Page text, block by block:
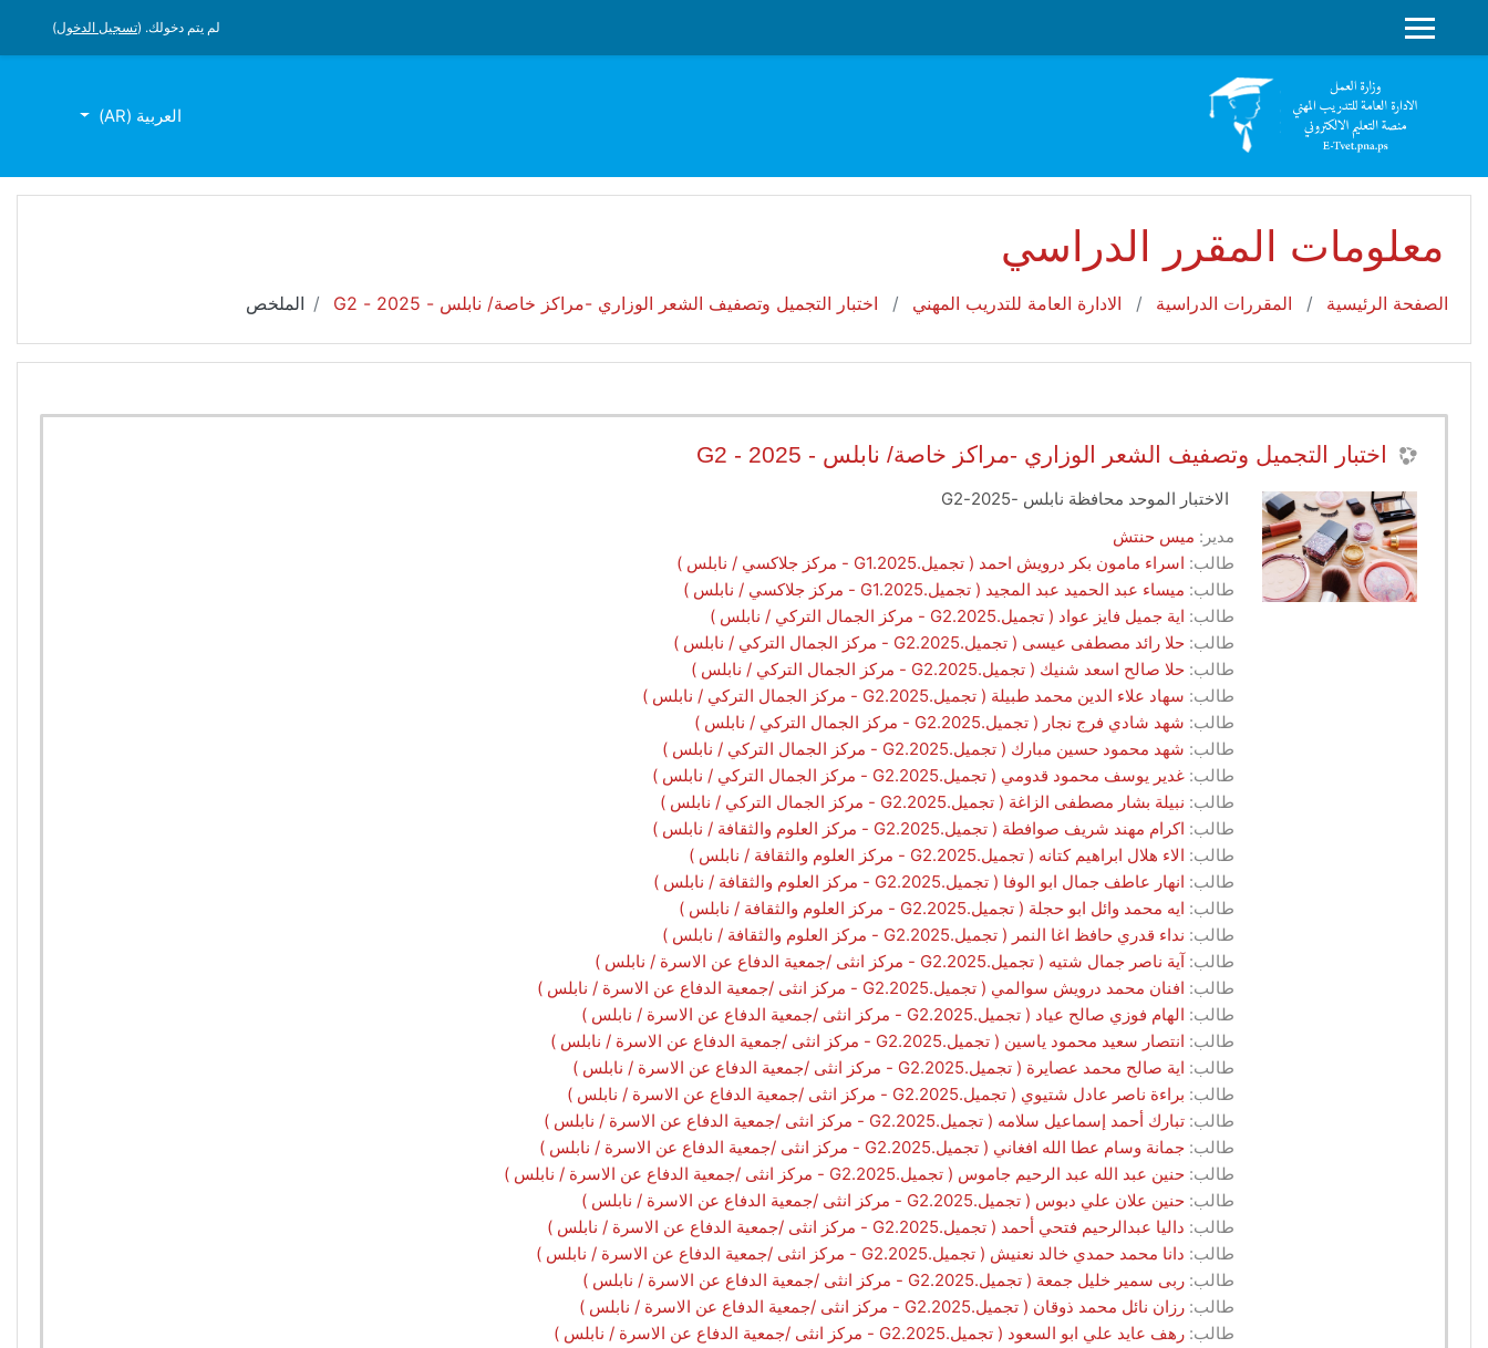
واجهة جانبية
لم يتم دخولك. (تسجيل الدخول)
العربية ‎(AR)‎
معلومات المقرر الدراسي
الصفحة الرئيسية المقررات الدراسية الادارة العامة للتدريب المهني اختبار التجميل وتصفيف الشعر الوزاري -مراكز خاصة/ نابلس - 2025 - G2 الملخص
اختبار التجميل وتصفيف الشعر الوزاري -مراكز خاصة/ نابلس - 2025 - G2
الاختبار الموحد محافظة نابلس -2025-G2
مدير: ميس حنتش
طالب: اسراء مامون بكر درويش احمد ( تجميل.G1.2025 - مركز جلاكسي / نابلس )
طالب: ميساء عبد الحميد عبد المجيد ( تجميل.G1.2025 - مركز جلاكسي / نابلس )
طالب: اية جميل فايز عواد ( تجميل.G2.2025 - مركز الجمال التركي / نابلس )
طالب: حلا رائد مصطفى عيسى ( تجميل.G2.2025 - مركز الجمال التركي / نابلس )
طالب: حلا صالح اسعد شنيك ( تجميل.G2.2025 - مركز الجمال التركي / نابلس )
طالب: سهاد علاء الدين محمد طبيلة ( تجميل.G2.2025 - مركز الجمال التركي / نابلس )
طالب: شهد شادي فرج نجار ( تجميل.G2.2025 - مركز الجمال التركي / نابلس )
طالب: شهد محمود حسين مبارك ( تجميل.G2.2025 - مركز الجمال التركي / نابلس )
طالب: غدير يوسف محمود قدومي ( تجميل.G2.2025 - مركز الجمال التركي / نابلس )
طالب: نبيلة بشار مصطفى الزاغة ( تجميل.G2.2025 - مركز الجمال التركي / نابلس )
طالب: اكرام مهند شريف صوافطة ( تجميل.G2.2025 - مركز العلوم والثقافة / نابلس )
طالب: الاء هلال ابراهيم كتانه ( تجميل.G2.2025 - مركز العلوم والثقافة / نابلس )
طالب: انهار عاطف جمال ابو الوفا ( تجميل.G2.2025 - مركز العلوم والثقافة / نابلس )
طالب: ايه محمد وائل ابو حجلة ( تجميل.G2.2025 - مركز العلوم والثقافة / نابلس )
طالب: نداء قدري حافظ اغا النمر ( تجميل.G2.2025 - مركز العلوم والثقافة / نابلس )
طالب:آية ناصر جمال شتيه ( تجميل.G2.2025 - مركز انثى /جمعية الدفاع عن الاسرة / نابلس )
طالب: افنان محمد درويش سوالمي ( تجميل.G2.2025 - مركز انثى /جمعية الدفاع عن الاسرة / نابلس )
طالب: الهام فوزي صالح عياد ( تجميل.G2.2025 - مركز انثى /جمعية الدفاع عن الاسرة / نابلس )
طالب: انتصار سعيد محمود ياسين ( تجميل.G2.2025 - مركز انثى /جمعية الدفاع عن الاسرة / نابلس )
طالب: اية صالح محمد عصايرة ( تجميل.G2.2025 - مركز انثى /جمعية الدفاع عن الاسرة / نابلس )
طالب: براءة ناصر عادل شتيوي ( تجميل.G2.2025 - مركز انثى /جمعية الدفاع عن الاسرة / نابلس )
طالب: تبارك أحمد إسماعيل سلامه ( تجميل.G2.2025 - مركز انثى /جمعية الدفاع عن الاسرة / نابلس )
طالب: جمانة وسام عطا الله افغاني ( تجميل.G2.2025 - مركز انثى /جمعية الدفاع عن الاسرة / نابلس )
طالب: حنين عبد الله عبد الرحيم جاموس ( تجميل.G2.2025 - مركز انثى /جمعية الدفاع عن الاسرة / نابلس )
طالب: حنين علان علي دبوس ( تجميل.G2.2025 - مركز انثى /جمعية الدفاع عن الاسرة / نابلس )
طالب: داليا عبدالرحيم فتحي أحمد ( تجميل.G2.2025 - مركز انثى /جمعية الدفاع عن الاسرة / نابلس )
طالب: دانا محمد حمدي خالد نعنيش ( تجميل.G2.2025 - مركز انثى /جمعية الدفاع عن الاسرة / نابلس )
طالب: ربى سمير خليل جمعة ( تجميل.G2.2025 - مركز انثى /جمعية الدفاع عن الاسرة / نابلس )
طالب: رزان نائل محمد ذوقان ( تجميل.G2.2025 - مركز انثى /جمعية الدفاع عن الاسرة / نابلس )
طالب: رهف عايد علي ابو السعود ( تجميل.G2.2025 - مركز انثى /جمعية الدفاع عن الاسرة / نابلس )